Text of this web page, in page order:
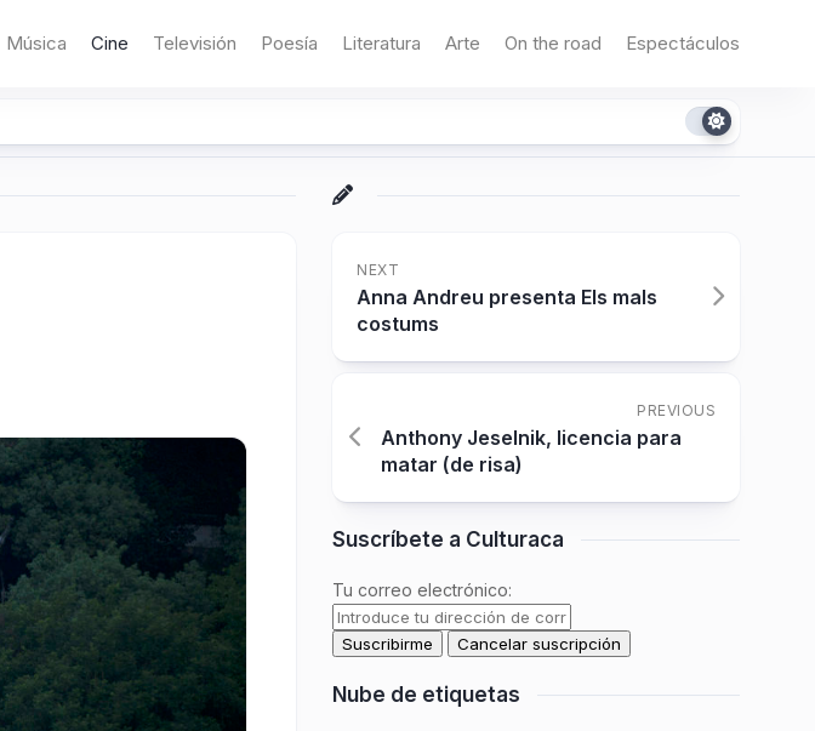
Música Cine Televisión Poesía Literatura Arte On the road Espectáculos
NEXT
Anna Andreu presenta Els mals
costums
PREVIOUS
Anthony Jeselnik, licencia para
matar (de risa)
Suscríbete a Culturaca
Tu correo electrónico:
Nube de etiquetas